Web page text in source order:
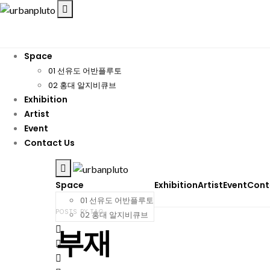
Space
01 선유도 어반플루토
02 홍대 알지비큐브
Exhibition
Artist
Event
Contact Us
Space
01 선유도 어반플루토
02 홍대 알지비큐브
ExhibitionArtistEvent
POSTS BY TAG
부재